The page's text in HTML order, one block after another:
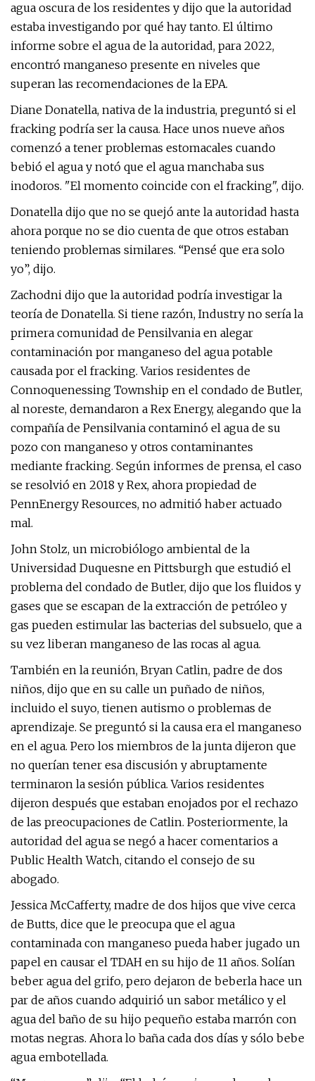
agua oscura de los residentes y dijo que la autoridad
estaba investigando por qué hay tanto. El último
informe sobre el agua de la autoridad, para 2022,
encontró manganeso presente en niveles que
superan las recomendaciones de la EPA.
Diane Donatella, nativa de la industria, preguntó si el
fracking podría ser la causa. Hace unos nueve años
comenzó a tener problemas estomacales cuando
bebió el agua y notó que el agua manchaba sus
inodoros. "El momento coincide con el fracking", dijo.
Donatella dijo que no se quejó ante la autoridad hasta
ahora porque no se dio cuenta de que otros estaban
teniendo problemas similares. “Pensé que era solo
yo”, dijo.
Zachodni dijo que la autoridad podría investigar la
teoría de Donatella. Si tiene razón, Industry no sería la
primera comunidad de Pensilvania en alegar
contaminación por manganeso del agua potable
causada por el fracking. Varios residentes de
Connoquenessing Township en el condado de Butler,
al noreste, demandaron a Rex Energy, alegando que la
compañía de Pensilvania contaminó el agua de su
pozo con manganeso y otros contaminantes
mediante fracking. Según informes de prensa, el caso
se resolvió en 2018 y Rex, ahora propiedad de
PennEnergy Resources, no admitió haber actuado
mal.
John Stolz, un microbiólogo ambiental de la
Universidad Duquesne en Pittsburgh que estudió el
problema del condado de Butler, dijo que los fluidos y
gases que se escapan de la extracción de petróleo y
gas pueden estimular las bacterias del subsuelo, que a
su vez liberan manganeso de las rocas al agua.
También en la reunión, Bryan Catlin, padre de dos
niños, dijo que en su calle un puñado de niños,
incluido el suyo, tienen autismo o problemas de
aprendizaje. Se preguntó si la causa era el manganeso
en el agua. Pero los miembros de la junta dijeron que
no querían tener esa discusión y abruptamente
terminaron la sesión pública. Varios residentes
dijeron después que estaban enojados por el rechazo
de las preocupaciones de Catlin. Posteriormente, la
autoridad del agua se negó a hacer comentarios a
Public Health Watch, citando el consejo de su
abogado.
Jessica McCafferty, madre de dos hijos que vive cerca
de Butts, dice que le preocupa que el agua
contaminada con manganeso pueda haber jugado un
papel en causar el TDAH en su hijo de 11 años. Solían
beber agua del grifo, pero dejaron de beberla hace un
par de años cuando adquirió un sabor metálico y el
agua del baño de su hijo pequeño estaba marrón con
motas negras. Ahora lo baña cada dos días y sólo bebe
agua embotellada.